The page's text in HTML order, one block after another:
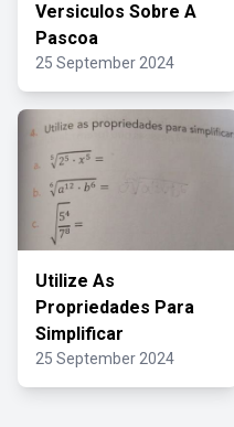
Versiculos Sobre A
Pascoa
25 September 2024
Utilize As
Propriedades Para
Simplificar
25 September 2024